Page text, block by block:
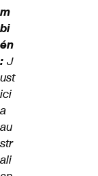
m
bi
én
: J
ust
ici
a
au
str
ali